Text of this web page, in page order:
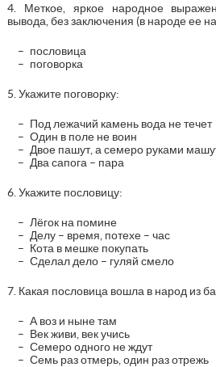
4. Меткое, яркое народное
вывода, без заключения (в народе ее
пословица
поговорка
5. Укажите поговорку:
Под лежачий камень вода не течет
Один в поле не воин
Двое пашут, а семеро руками
Два сапога – пара
6. Укажите пословицу:
Лёгок на помине
Делу – время, потехе – час
Кота в мешке покупать
Сделал дело – гуляй смело
7. Какая пословица вошла в народ из
А воз и ныне там
Век живи, век учись
Семеро одного не ждут
Семь раз отмерь, один раз отрежь